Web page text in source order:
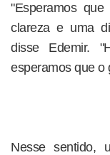
"Esperamos
clareza e uma
disse Edemir.
esperamos que o
Nesse sentido,